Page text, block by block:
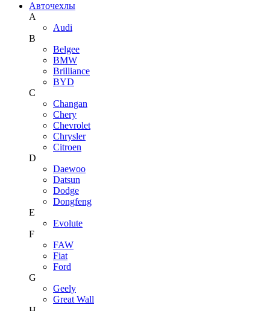
Авточехлы
A
Audi
B
Belgee
BMW
Brilliance
BYD
C
Changan
Chery
Chevrolet
Chrysler
Citroen
D
Daewoo
Datsun
Dodge
Dongfeng
E
Evolute
F
FAW
Fiat
Ford
G
Geely
Great Wall